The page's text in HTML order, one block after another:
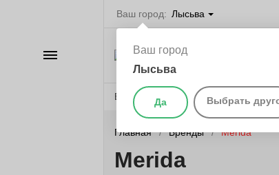
Ваш город: Лысьва
Ваш город
Лысьва
Да Выбрать
Веломагазины Бренды О
Каталог
Главная Бренды Merida
Merida